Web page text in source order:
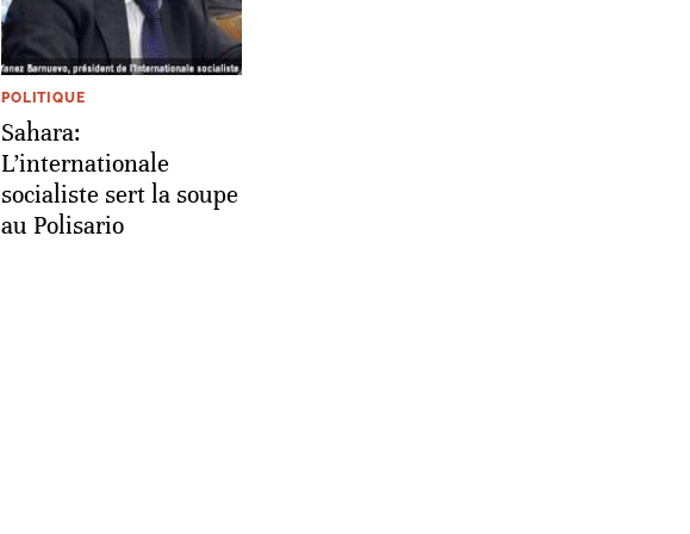
POLITIQUE
Sahara:
L’internationale
socialiste sert la soupe
au Polisario